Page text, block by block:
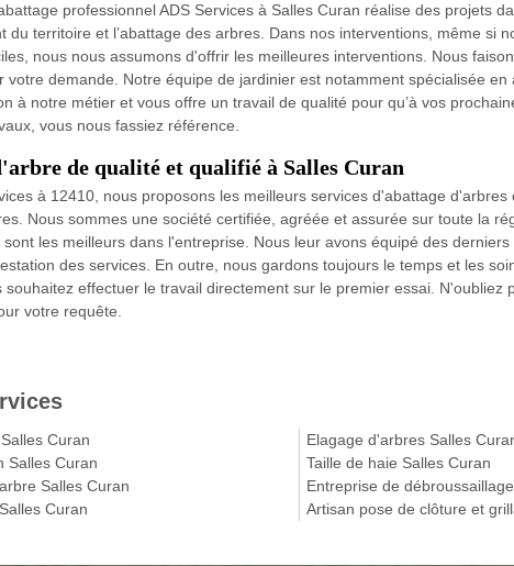
professionnel ADS Services à Salles Curan réalise des projets
du territoire et l’abattage des arbres. Dans nos interventions, même si
nous nous assumons d'offrir les meilleures interventions. Nous
votre demande. Notre équipe de jardinier est notamment spécialisée en
à notre métier et vous offre un travail de qualité pour qu’à vos
vous nous fassiez référence.
de qualité et qualifié à Salles Curan
à 12410, nous proposons les meilleurs services d'abattage d'arbres
Nous sommes une société certifiée, agréée et assurée sur toute la
sont les meilleurs dans l'entreprise. Nous leur avons équipé des
des services. En outre, nous gardons toujours le temps et les
souhaitez effectuer le travail directement sur le premier essai. N'oubliez
votre requête.
Curan
Salles Curan
Salles Curan
Curan
Elagage d'arbres Salles
Taille de haie Salles Curan
Entreprise de
Artisan pose de clôture et